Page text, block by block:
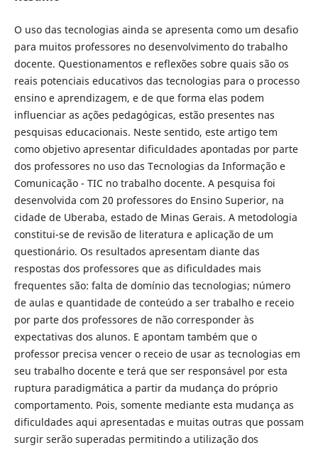
O uso das tecnologias ainda se apresenta como um desafio
para muitos professores no desenvolvimento do trabalho
docente. Questionamentos e reflexões sobre quais são os
reais potenciais educativos das tecnologias para o processo
ensino e aprendizagem, e de que forma elas podem
influenciar as ações pedagógicas, estão presentes nas
pesquisas educacionais. Neste sentido, este artigo tem
como objetivo apresentar dificuldades apontadas por parte
dos professores no uso das Tecnologias da Informação e
Comunicação - TIC no trabalho docente. A pesquisa foi
desenvolvida com 20 professores do Ensino Superior, na
cidade de Uberaba, estado de Minas Gerais. A metodologia
constitui-se de revisão de literatura e aplicação de um
questionário. Os resultados apresentam diante das
respostas dos professores que as dificuldades mais
frequentes são: falta de domínio das tecnologias; número
de aulas e quantidade de conteúdo a ser trabalho e receio
por parte dos professores de não corresponder às
expectativas dos alunos. E apontam também que o
professor precisa vencer o receio de usar as tecnologias em
seu trabalho docente e terá que ser responsável por esta
ruptura paradigmática a partir da mudança do próprio
comportamento. Pois, somente mediante esta mudança as
dificuldades aqui apresentadas e muitas outras que possam
surgir serão superadas permitindo a utilização dos